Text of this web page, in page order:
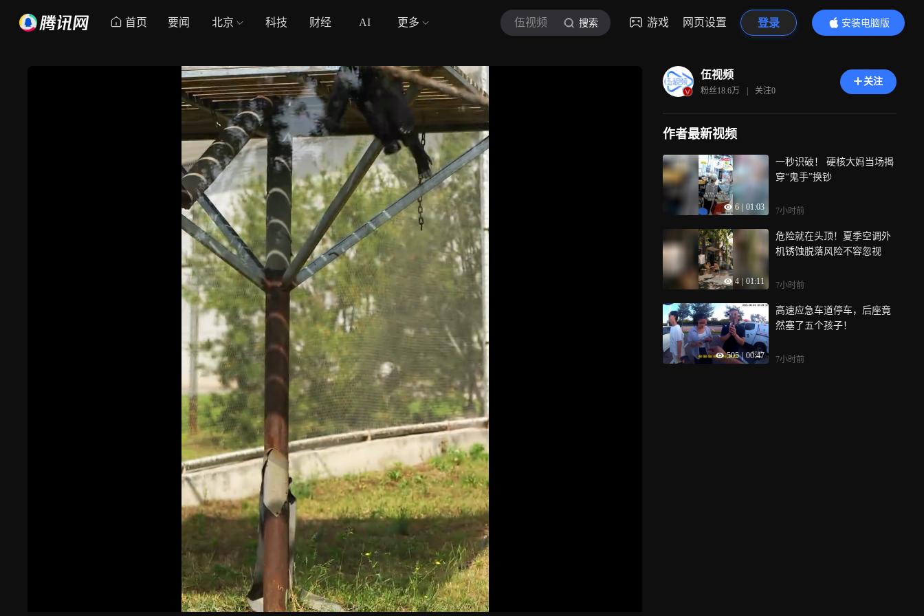
首页 要闻 北京 科技 财经 AI 更多 伍视频 搜索 游戏 网页设置 登录
安装电脑版
内容更精彩
伍视频
粉丝18.6万 | 关注0
关注
作者最新视频
6 01:03
一秒识破！ 硬核大妈当场揭
穿“鬼手”换钞
7小时前
4 01:11
危险就在头顶！夏季空调外
机锈蚀脱落风险不容忽视
7小时前
505 | 00:47
高速应急车道停车，后座竟
然塞了五个孩子！
7小时前